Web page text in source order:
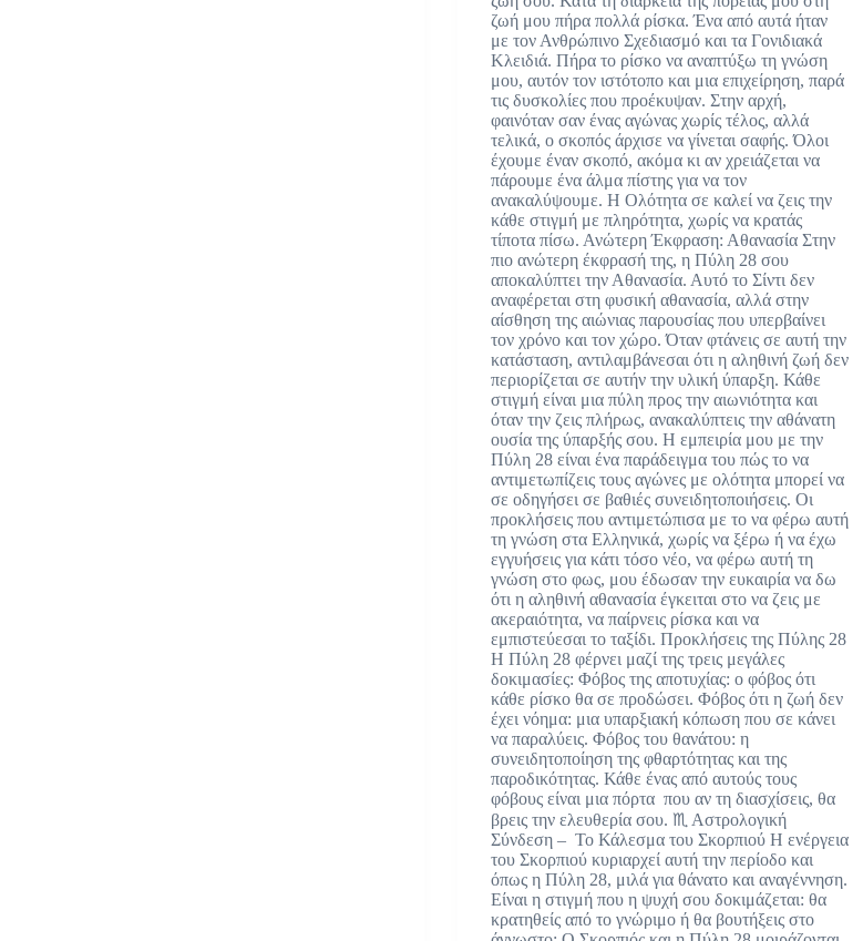
ζωή μου πήρα πολλά ρίσκα. Ένα από αυτά ήταν
με τον Ανθρώπινο Σχεδιασμό και τα Γονιδιακά
Κλειδιά. Πήρα το ρίσκο να αναπτύξω τη γνώση
μου, αυτόν τον ιστότοπο και μια επιχείρηση, παρά
τις δυσκολίες που προέκυψαν. Στην αρχή,
φαινόταν σαν ένας αγώνας χωρίς τέλος, αλλά
τελικά, ο σκοπός άρχισε να γίνεται σαφής. Όλοι
έχουμε έναν σκοπό, ακόμα κι αν χρειάζεται να
πάρουμε ένα άλμα πίστης για να τον
ανακαλύψουμε. Η Ολότητα σε καλεί να ζεις την
κάθε στιγμή με πληρότητα, χωρίς να κρατάς
τίποτα πίσω. Ανώτερη Έκφραση: Αθανασία Στην
πιο ανώτερη έκφρασή της, η Πύλη 28 σου
αποκαλύπτει την Αθανασία. Αυτό το Σίντι δεν
αναφέρεται στη φυσική αθανασία, αλλά στην
αίσθηση της αιώνιας παρουσίας που υπερβαίνει
τον χρόνο και τον χώρο. Όταν φτάνεις σε αυτή την
κατάσταση, αντιλαμβάνεσαι ότι η αληθινή ζωή δεν
περιορίζεται σε αυτήν την υλική ύπαρξη. Κάθε
στιγμή είναι μια πύλη προς την αιωνιότητα και
όταν την ζεις πλήρως, ανακαλύπτεις την αθάνατη
ουσία της ύπαρξής σου. Η εμπειρία μου με την
Πύλη 28 είναι ένα παράδειγμα του πώς το να
αντιμετωπίζεις τους αγώνες με ολότητα μπορεί να
σε οδηγήσει σε βαθιές συνειδητοποιήσεις. Οι
προκλήσεις που αντιμετώπισα με το να φέρω αυτή
τη γνώση στα Ελληνικά, χωρίς να ξέρω ή να έχω
εγγυήσεις για κάτι τόσο νέο, να φέρω αυτή τη
γνώση στο φως, μου έδωσαν την ευκαιρία να δω
ότι η αληθινή αθανασία έγκειται στο να ζεις με
ακεραιότητα, να παίρνεις ρίσκα και να
εμπιστεύεσαι το ταξίδι. Προκλήσεις της Πύλης 28
Η Πύλη 28 φέρνει μαζί της τρεις μεγάλες
δοκιμασίες: Φόβος της αποτυχίας: ο φόβος ότι
κάθε ρίσκο θα σε προδώσει. Φόβος ότι η ζωή δεν
έχει νόημα: μια υπαρξιακή κόπωση που σε κάνει
να παραλύεις. Φόβος του θανάτου: η
συνειδητοποίηση της φθαρτότητας και της
παροδικότητας. Κάθε ένας από αυτούς τους
φόβους είναι μια πόρτα που αν τη διασχίσεις, θα
βρεις την ελευθερία σου. ♏ Αστρολογική
Σύνδεση – Το Κάλεσμα του Σκορπιού Η ενέργεια
του Σκορπιού κυριαρχεί αυτή την περίοδο και
όπως η Πύλη 28, μιλά για θάνατο και αναγέννηση.
Είναι η στιγμή που η ψυχή σου δοκιμάζεται: θα
κρατηθείς από το γνώριμο ή θα βουτήξεις στο